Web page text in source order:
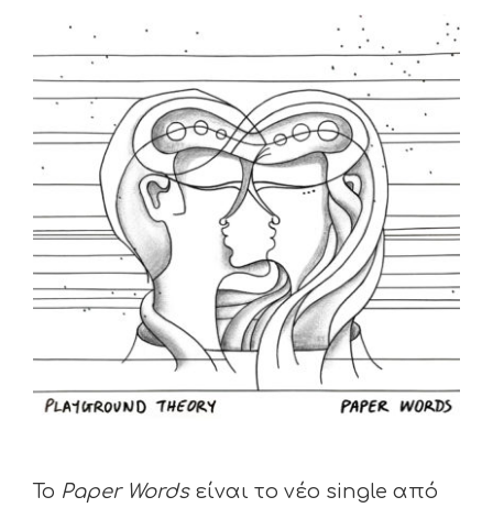
View
Larger
Image
Το Paper Wordsείναι το νέο single από